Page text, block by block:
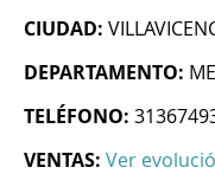
CIUDAD:
DEPARTAMENTO:
TELÉFONO:
VENTAS: Ver